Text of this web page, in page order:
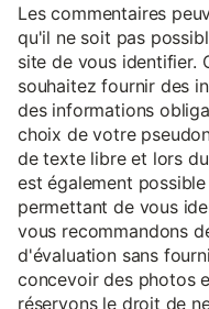
Les commentaires
qu'il ne soit pas
site de vous identifier.
souhaitez fournir des
des informations
choix de votre
de texte libre et lors
est également
permettant de vous
vous recommandons
d'évaluation sans
concevoir des photos
réservons le droit de